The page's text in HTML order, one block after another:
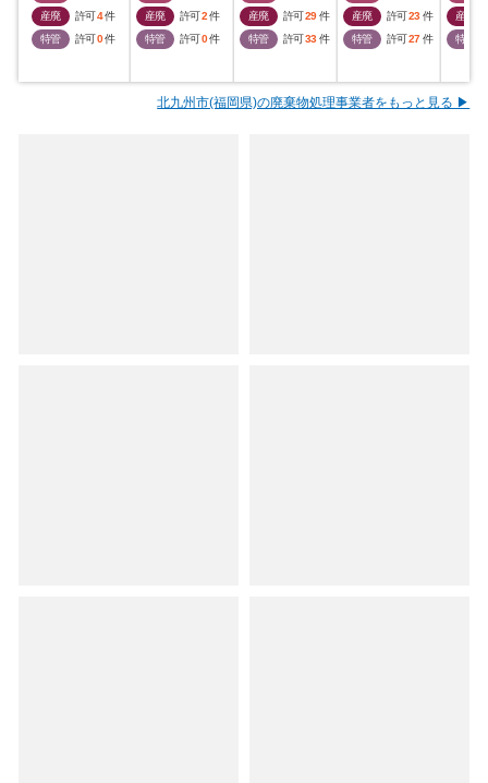
産廃
許可4件
特管
許可0件
産廃
許可2 件
特管
許可0件
産廃
許可29 件
特管
許可33 件
産廃
許可23 件
特管
許可27 件
産廃
特管
北九州市(福岡県)の廃棄物処理事業者をもっと見る ▶